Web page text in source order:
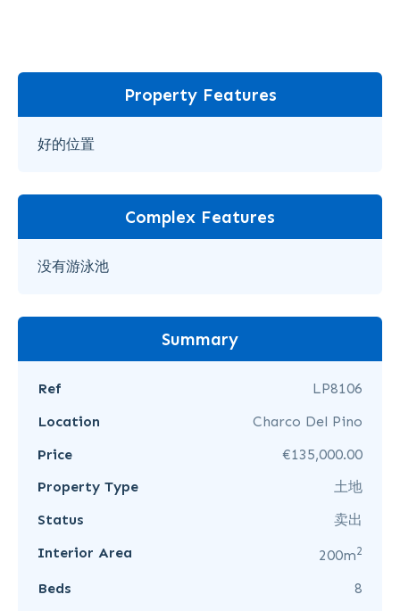
Property Features
好的位置
Complex Features
没有游泳池
Summary
Ref
LP8106
Location
Charco Del Pino
Price
€135,000.00
Property Type
土地
Status
卖出
Interior Area
200m2
Beds
8